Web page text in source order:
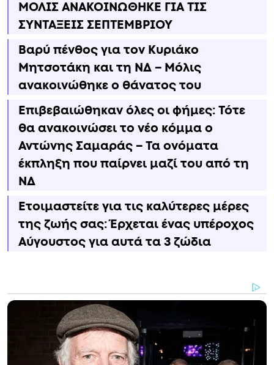
ΜΟΛΙΣ ΑΝΑΚΟΙΝΩΘΗΚΕ ΓΙΑ ΤΙΣ
ΣΥΝΤΑΞΕΙΣ ΣΕΠΤΕΜΒΡΙΟΥ
Βαρύ πένθος για τον Κυριάκο
Μητσοτάκη και τη ΝΔ – Μόλις
ανακοινώθηκε ο θάνατος του
Επιβεβαιώθηκαν όλες οι φήμες: Τότε
θα ανακοινώσει το νέο κόμμα ο
Αντώνης Σαμαράς – Τα ονόματα
έκπληξη που παίρνει μαζί του από τη
ΝΔ
Ετοιμαστείτε για τις καλύτερες μέρες
της ζωής σας: Έρχεται ένας υπέροχος
Αύγουστος για αυτά τα 3 ζώδια